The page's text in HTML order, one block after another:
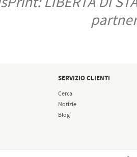
SERVIZIO CLIENTI
Cerca
Notizie
Blog